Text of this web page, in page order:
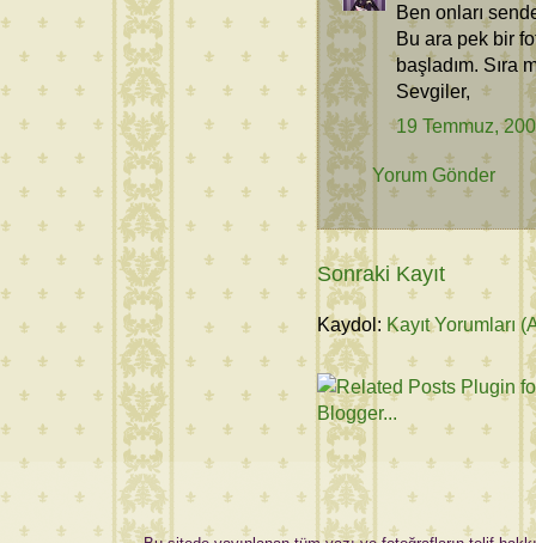
Ben onları
Bu ara pek bir
başladım. Sıra
Sevgiler,
19 Temmuz,
Yorum Gönder
Sonraki Kayıt
Kaydol: Kayıt Yorumları